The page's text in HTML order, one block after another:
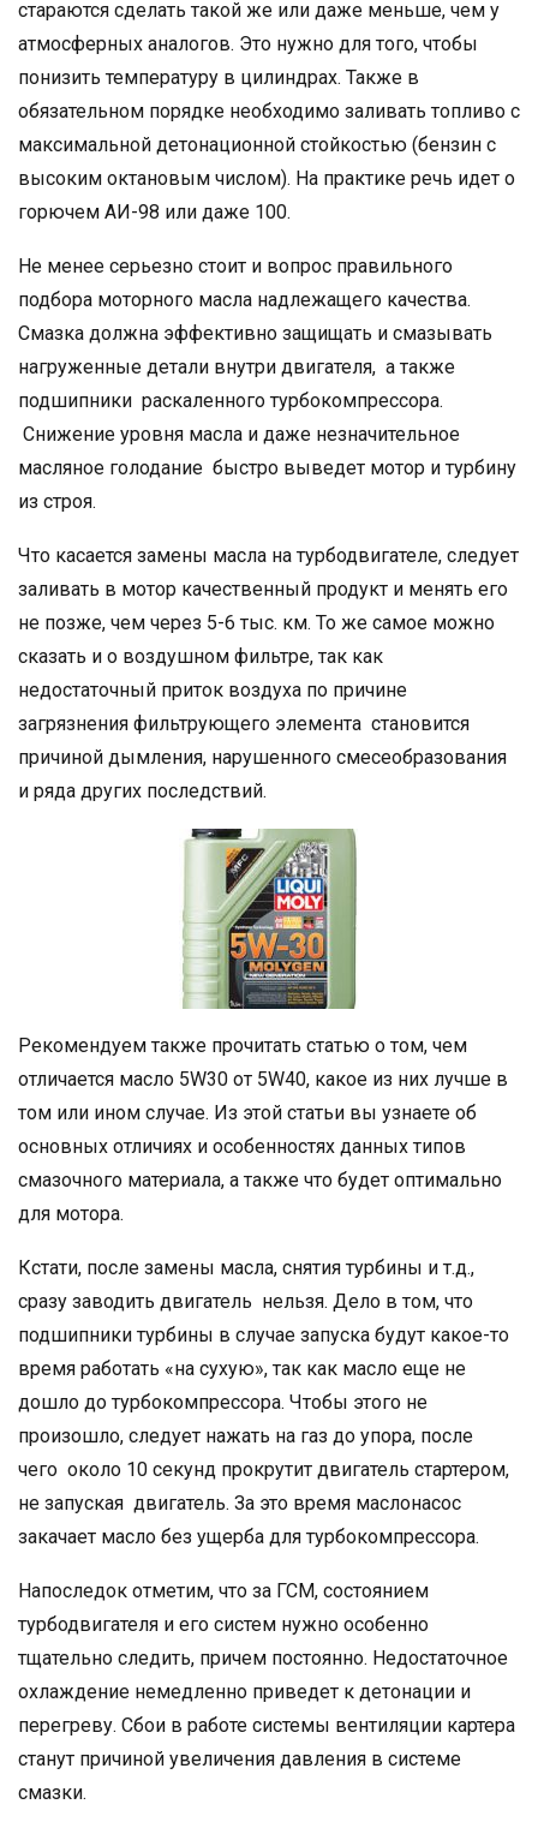
стараются сделать такой же или даже меньше, чем у
атмосферных аналогов. Это нужно для того, чтобы
понизить температуру в цилиндрах. Также в
обязательном порядке необходимо заливать топливо с
максимальной детонационной стойкостью (бензин с
высоким октановым числом). На практике речь идет о
горючем АИ-98 или даже 100.
Не менее серьезно стоит и вопрос правильного
подбора моторного масла надлежащего качества.
Смазка должна эффективно защищать и смазывать
нагруженные детали внутри двигателя, а также
подшипники раскаленного турбокомпрессора.
Снижение уровня масла и даже незначительное
масляное голодание быстро выведет мотор и турбину
из строя.
Что касается замены масла на турбодвигателе, следует
заливать в мотор качественный продукт и менять его
не позже, чем через 5-6 тыс. км. То же самое можно
сказать и о воздушном фильтре, так как
недостаточный приток воздуха по причине
загрязнения фильтрующего элемента становится
причиной дымления, нарушенного смесеобразования
и ряда других последствий.
Рекомендуем также прочитать статью о том, чем
отличается масло 5W30 от 5W40, какое из них лучше в
том или ином случае. Из этой статьи вы узнаете об
основных отличиях и особенностях данных типов
смазочного материала, а также что будет оптимально
для мотора.
Кстати, после замены масла, снятия турбины и т.д.,
сразу заводить двигатель нельзя. Дело в том, что
подшипники турбины в случае запуска будут какое-то
время работать «на сухую», так как масло еще не
дошло до турбокомпрессора. Чтобы этого не
произошло, следует нажать на газ до упора, после
чего около 10 секунд прокрутит двигатель стартером,
не запуская двигатель. За это время маслонасос
закачает масло без ущерба для турбокомпрессора.
Напоследок отметим, что за ГСМ, состоянием
турбодвигателя и его систем нужно особенно
тщательно следить, причем постоянно. Недостаточное
охлаждение немедленно приведет к детонации и
перегреву. Сбои в работе системы вентиляции картера
станут причиной увеличения давления в системе
смазки.